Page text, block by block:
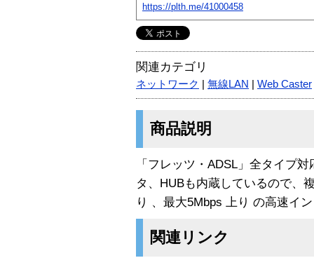
https://plth.me/41000458
関連カテゴリ
ネットワーク 無線LAN Web Caster
商品説明
「フレッツ・ADSL」全タイプ
タ、HUBも内蔵しているので、
り 、最大5Mbps 上り の高速イ
関連リンク